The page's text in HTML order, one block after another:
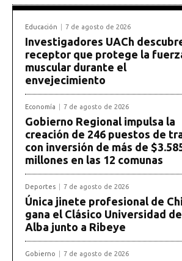
Educación 7 de agosto de 2026
Investigadores UACh
receptor que protege la
muscular durante el
envejecimiento
Economía 7 de agosto de 2026
Gobierno Regional impulsa la
creación de 246 puestos de
con inversión de más de
millones en las 12 comunas
Deportes 7 de agosto de 2026
Única jinete profesional de
gana el Clásico Universidad
Alba junto a Ribeye
Gobierno 7 de agosto de 2026